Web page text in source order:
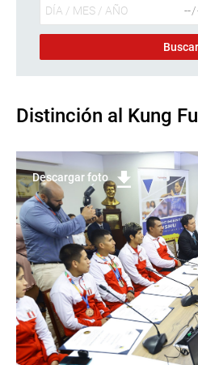
Distinción al Kung Fu
Descargar foto